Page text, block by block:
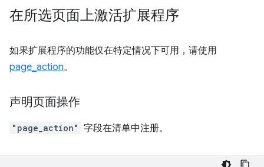
在所选页面上激活扩展程序
如果扩展程序的功能仅在特定情况下可用，请使用
page_action。
声明页面操作
"page_action" 字段在清单中注册。